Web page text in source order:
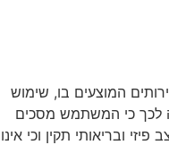
המוצעים בו, שימוש
לכך כי המשתמש מסכים
ובריאותי תקין וכי אינו